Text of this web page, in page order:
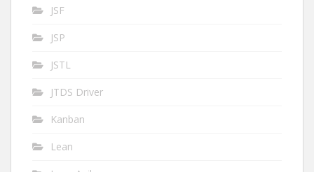
JSF
JSP
JSTL
JTDS Driver
Kanban
Lean